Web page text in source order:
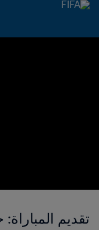
تقديم